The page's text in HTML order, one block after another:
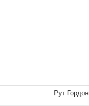
Рут Гордон